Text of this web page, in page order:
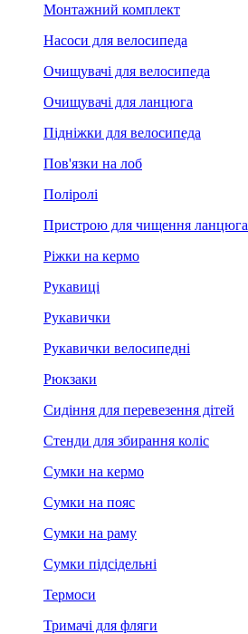
Монтажний комплект
Насоси для велосипеда
Очищувачі для велосипеда
Очищувачі для ланцюга
Підніжки для велосипеда
Пов'язки на лоб
Поліролі
Пристрою для чищення ланцюга
Ріжки на кермо
Рукавиці
Рукавички
Рукавички велосипедні
Рюкзаки
Сидіння для перевезення дітей
Стенди для збирання коліс
Сумки на кермо
Сумки на пояс
Сумки на раму
Сумки підсідельні
Термоси
Тримачі для фляги